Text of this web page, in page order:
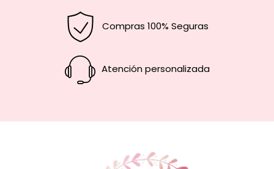
Compras 100% Seguras
Atención personalizada